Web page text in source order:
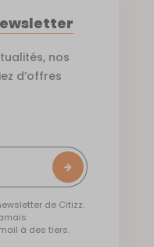
nos
d’offres
de Citizz.
à des tiers.